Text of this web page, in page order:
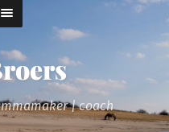
| coach